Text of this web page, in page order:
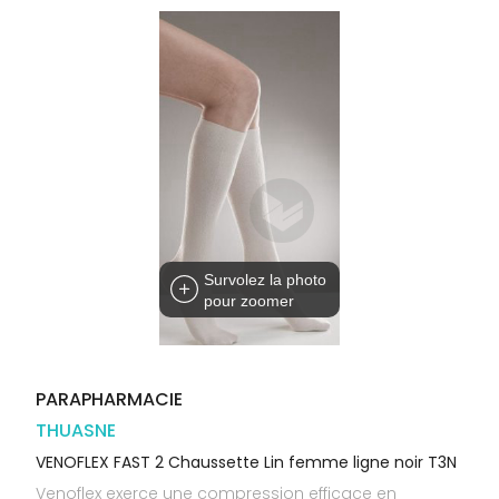
Trousse à
Compléments
alimentaires
CORPS-
CHEVEUX
Etendre
VOTRE
APPLICATION
DE SANTÉ
OUTILS
Survolez la photo
pour zoomer
PARAPHARMACIE
THUASNE
VENOFLEX FAST 2 Chaussette Lin femme ligne noir T3N
Venoflex exerce une compression efficace en